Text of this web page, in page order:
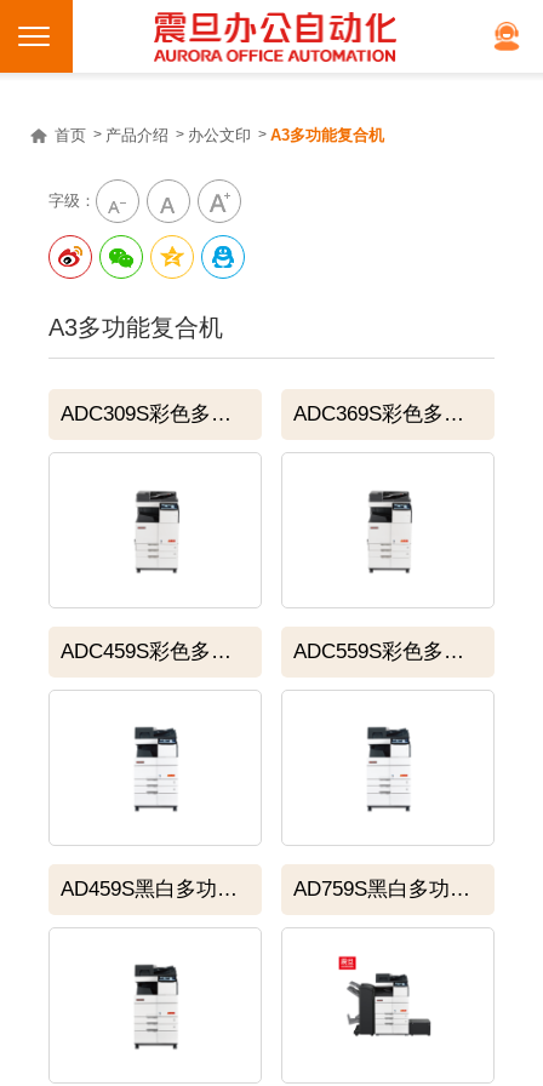
首页 产品介绍 办公文印 A3多功能复合机
字级：
A3多功能复合机
ADC309S彩色多功能复合机 ADC369S彩色多功能复合机
ADC459S彩色多功能复合机 ADC559S彩色多功能复合机
AD459S黑白多功能复合机 AD759S黑白多功能复合机